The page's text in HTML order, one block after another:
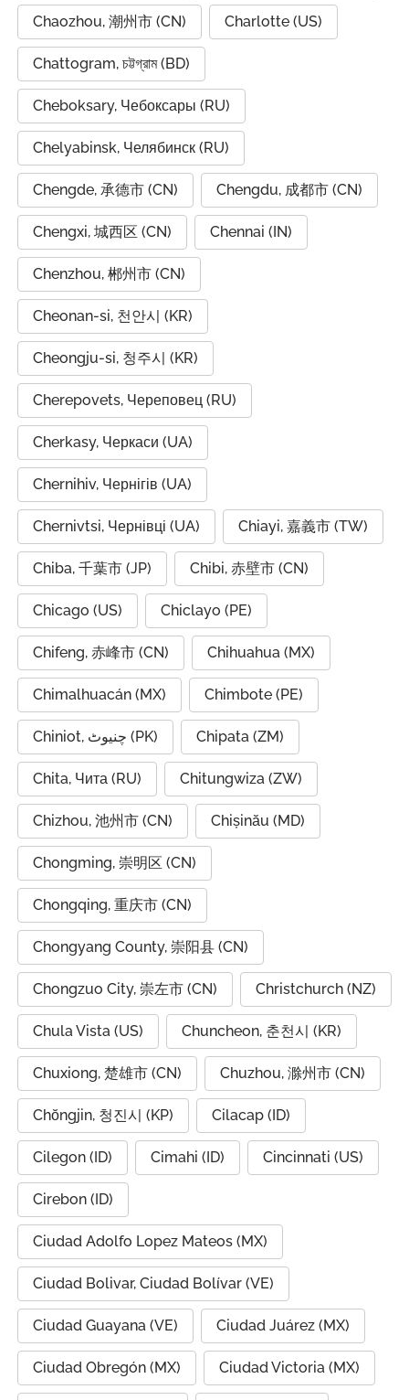
Chaozhou, 潮州市 (CN) Charlotte (US)
Chattogram, চট্টগ্রাম (BD)
Cheboksary, Чебоксары (RU)
Chelyabinsk, Челябинск (RU)
Chengde, 承德市 (CN) Chengdu, 成都市 (CN)
Chengxi, 城西区 (CN) Chennai (IN)
Chenzhou, 郴州市 (CN)
Cheonan-si, 천안시 (KR)
Cheongju-si, 청주시 (KR)
Cherepovets, Череповец (RU)
Cherkasy, Черкаси (UA)
Chernihiv, Чернігів (UA)
Chernivtsi, Чернівці (UA) Chiayi, 嘉義市 (TW)
Chiba, 千葉市 (JP) Chibi, 赤壁市 (CN)
Chicago (US) Chiclayo (PE)
Chifeng, 赤峰市 (CN) Chihuahua (MX)
Chimalhuacán (MX) Chimbote (PE)
Chiniot, چنیوٹ (PK) Chipata (ZM)
Chita, Чита (RU) Chitungwiza (ZW)
Chizhou, 池州市 (CN) Chișinău (MD)
Chongming, 崇明区 (CN)
Chongqing, 重庆市 (CN)
Chongyang County, 崇阳县 (CN)
Chongzuo City, 崇左市 (CN) Christchurch (NZ)
Chula Vista (US) Chuncheon, 춘천시 (KR)
Chuxiong, 楚雄市 (CN) Chuzhou, 滁州市 (CN)
Chŏngjin, 청진시 (KP) Cilacap (ID)
Cilegon (ID) Cimahi (ID) Cincinnati (US)
Cirebon (ID)
Ciudad Adolfo Lopez Mateos (MX)
Ciudad Bolivar, Ciudad Bolívar (VE)
Ciudad Guayana (VE) Ciudad Juárez (MX)
Ciudad Obregón (MX) Ciudad Victoria (MX)